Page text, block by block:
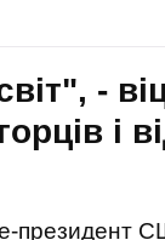
-
і
президент